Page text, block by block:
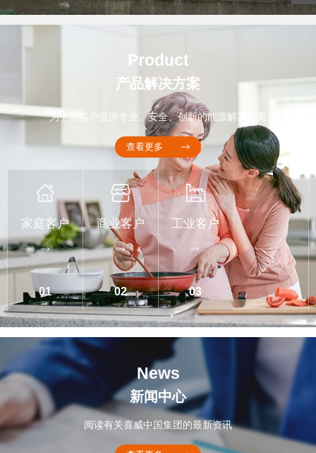
Product
产品解决方案
为中国客户提供专业、安全、创新的能源解决方案
查看更多
家庭客户
01
商业客户
02
工业客户
03
News
新闻中心
阅读有关喜威中国集团的最新资讯